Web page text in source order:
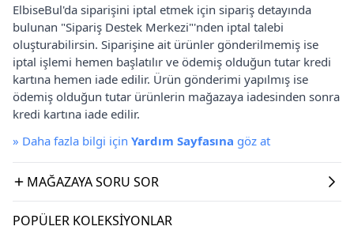
ElbiseBul'da siparişini iptal etmek için sipariş detayında
bulunan "Sipariş Destek Merkezi"'nden iptal talebi
oluşturabilirsin. Siparişine ait ürünler gönderilmemiş ise
iptal işlemi hemen başlatılır ve ödemiş olduğun tutar kredi
kartına hemen iade edilir. Ürün gönderimi yapılmış ise
ödemiş olduğun tutar ürünlerin mağazaya iadesinden sonra
kredi kartına iade edilir.
» Daha fazla bilgi için Yardım Sayfasına göz at
MAĞAZAYA SORU SOR
POPÜLER KOLEKSIYONLAR